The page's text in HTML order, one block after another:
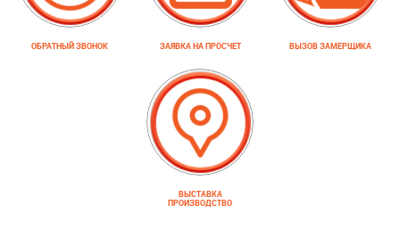
ОБРАТНЫЙ ЗВОНОК ЗАЯВКА НА ПРОСЧЕТ ВЫЗОВ ЗАМЕРЩИКА
ВЫСТАВКА
ПРОИЗВОДСТВО